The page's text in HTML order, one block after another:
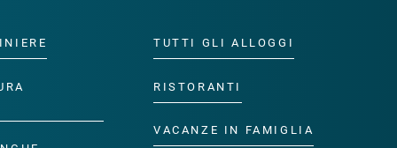
TUTTI GLI ALLOGGI
RISTORANTI
VACANZE IN FAMIGLIA